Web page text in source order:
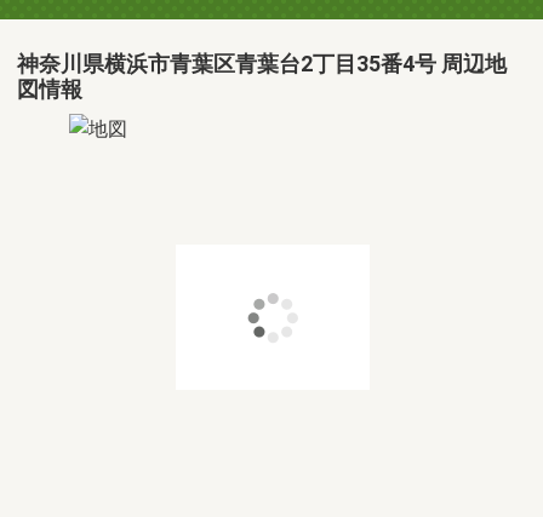
神奈川県横浜市青葉区青葉台2丁目35番4号 周辺地
図情報